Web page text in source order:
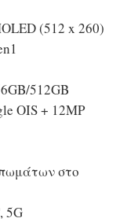
(512 x 260)
512GB
OIS + 12MP
στο
5G